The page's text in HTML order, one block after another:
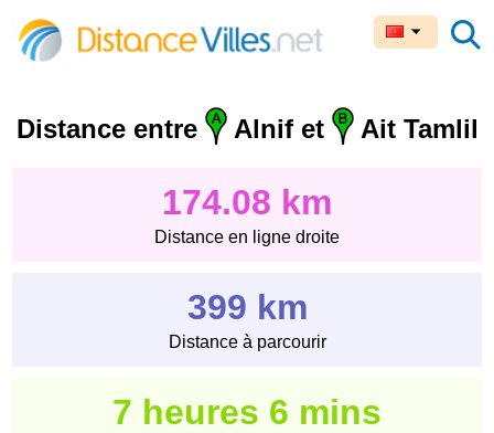
Distance entre Alnif et Ait Tamlil
174.08 km
Distance en ligne droite
399 km
Distance à parcourir
7 heures 6 mins